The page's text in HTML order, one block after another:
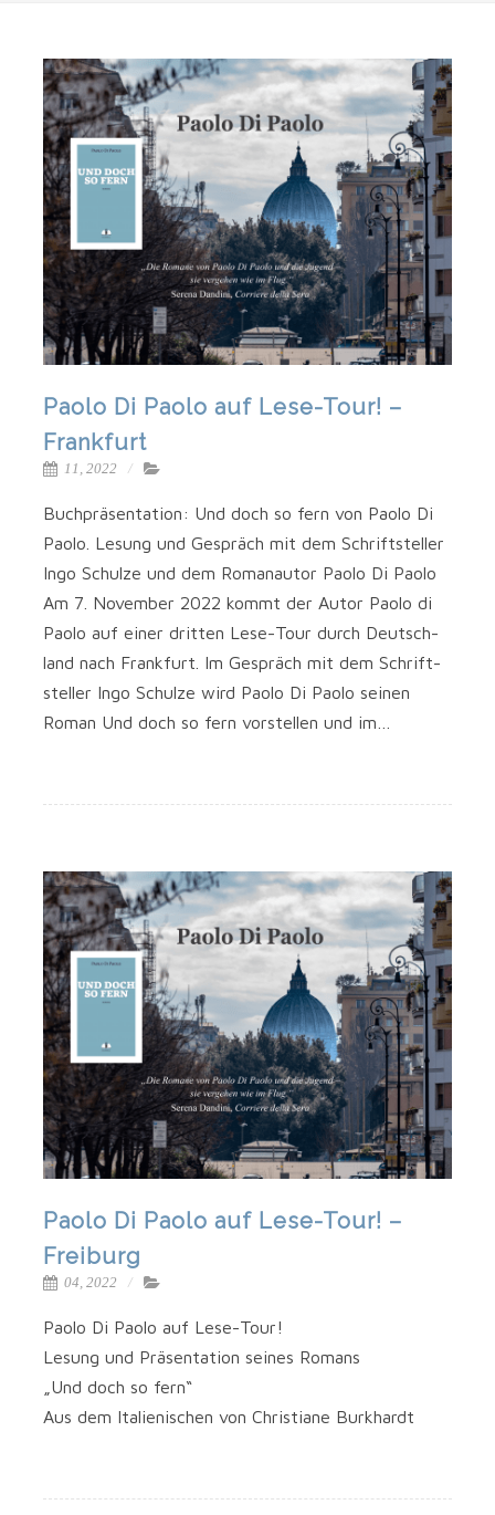
Paolo Di Paolo auf Lese-Tour! –
Frankfurt
11, 2022
Buch­prä­sen­ta­ti­on: Und doch so fern von Pao­lo Di
Pao­lo. Lesung und Gespräch mit dem Schrift­stel­ler
Ingo Schul­ze und dem Roman­au­tor Pao­lo Di Pao­lo
Am 7. Novem­ber 2022 kommt der Autor Pao­lo di
Pao­lo auf einer drit­ten Lese-Tour durch Deutsch­
land nach Frank­furt. Im Gespräch mit dem Schrift­
stel­ler Ingo Schul­ze wird Pao­lo Di Pao­lo sei­nen
Roman Und doch so fern vor­stel­len und im…
Paolo Di Paolo auf Lese-Tour! –
Freiburg
04, 2022
Pao­lo Di Pao­lo auf Lese-Tour!
Lesung und Prä­sen­ta­ti­on sei­nes Romans
„Und doch so fern“
Aus dem Ita­lie­ni­schen von Chris­tia­ne Burkhardt